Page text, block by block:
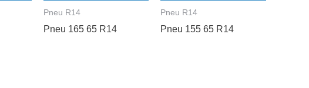
Pneu R14
Pneu 165 65 R14
Pneu R14
Pneu 155 65 R14